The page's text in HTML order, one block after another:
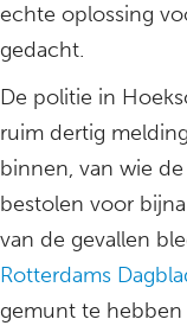
echte oplossing
gedacht.
De politie in
ruim dertig
binnen, van wie
bestolen voor
van de gevallen
Rotterdams
gemunt te